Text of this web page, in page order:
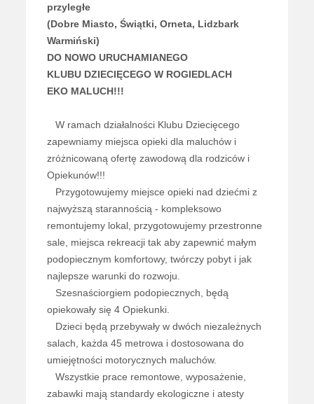
przyległe
(Dobre Miasto, Świątki, Orneta, Lidzbark
Warmiński)
DO NOWO URUCHAMIANEGO
KLUBU DZIECIĘCEGO W ROGIEDLACH
EKO MALUCH!!!
W ramach działalności Klubu Dziecięcego
zapewniamy miejsca opieki dla maluchów i
zróżnicowaną ofertę zawodową dla rodziców i
Opiekunów!!!
Przygotowujemy miejsce opieki nad dziećmi z
najwyższą starannością - kompleksowo
remontujemy lokal, przygotowujemy przestronne
sale, miejsca rekreacji tak aby zapewnić małym
podopiecznym komfortowy, twórczy pobyt i jak
najlepsze warunki do rozwoju.
Szesnaściorgiem podopiecznych, będą
opiekowały się 4 Opiekunki.
Dzieci będą przebywały w dwóch niezależnych
salach, każda 45 metrowa i dostosowana do
umiejętności motorycznych maluchów.
Wszystkie prace remontowe, wyposażenie,
zabawki mają standardy ekologiczne i atesty